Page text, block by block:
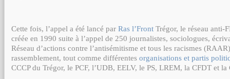
Cette fois, l’appel a été lancé par Ras l’Front Trégor, le réseau anti-
créée en 1990 suite à l’appel de 250 journalistes, sociologues,
Réseau d’actions contre l’antisémitisme et tous les racismes
rassemblement, tout comme différentes organisations et partis
CCCP du Trégor, le PCF, l’UDB, EELV, le PS, LREM, la CFDT et la